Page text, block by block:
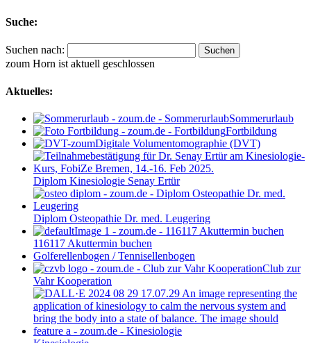
Suche:
Suchen nach:
zoum Horn ist aktuell geschlossen
Aktuelles:
Sommerurlaub
Fortbildung
Digitale Volumentomographie (DVT)
Diplom Kinesiologie Senay Ertür
Diplom Osteopathie Dr. med. Leugering
116117 Akuttermin buchen
Golferellenbogen / Tennisellenbogen
Club zur
Vahr Kooperation